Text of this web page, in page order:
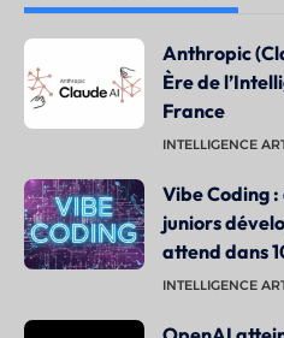
Anthropic
Ère de
France
INTELLIGENCE
Vibe Coding :
juniors
attend dans
INTELLIGENCE